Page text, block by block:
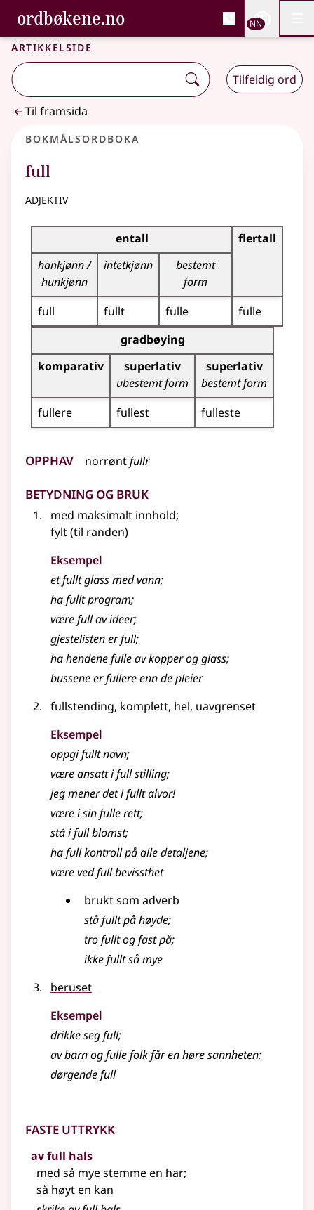
Gå til hovudinnhald
Tilgjenge
ordbøkene.no, Bokmålsordboka og
Bokmålsordboka og Nynorskordboka
NN
Artikkelside
Tilfeldig ord
Til framsida
Bokmålsordboka
full
adjektiv
Bøyingstabell for dette adjektivet
entall
flertall
hankjønn /
hunkjønn
intetkjønn
bestemt
form
full
fullt fulle
fulle
Bøyingstabell for dette adjektivet (gradbøying)
gradbøying
komparativ
superlativ
ubestemt form
superlativ
bestemt form
fullere
fullest fulleste
Opphav norrøntfullr
Betydning og bruk
med maksimalt innhold;
fylt (til randen)
Eksempel
etfulltglass med vann;
hafulltprogram;
værefullav ideer;
gjestelisten er full;
ha hendene fulle av kopper og glass;
bussene er fullere enn de pleier
fullstending, komplett, hel, uavgrenset
Eksempel
oppgi fullt navn;
være ansatt i full stilling;
jeg mener det i fullt alvor!
være i sinfullerett;
stå ifullblomst;
hafullkontroll på alle detaljene;
være vedfullbevissthet
brukt som adverb
ståfulltpå høyde;
trofulltog fast på;
ikkefulltså mye
beruset
Eksempel
drikke segfull;
av barn ogfullefolk får en høre sannheten;
dørgendefull
Faste uttrykk
av full hals
med så mye stemme en har;
så høyt en kan